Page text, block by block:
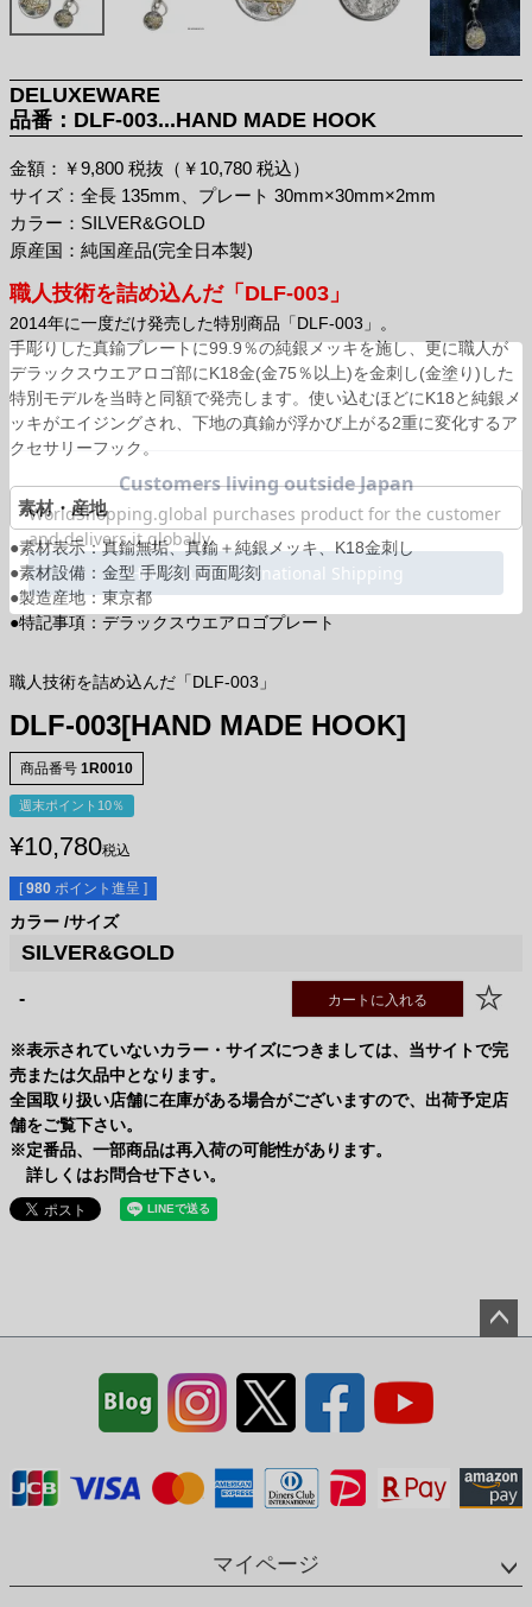
DELUXEWARE
品番：DLF-003...HAND MADE HOOK
金額：￥9,800 税抜（￥10,780 税込）
サイズ：全長 135mm、プレート 30mm×30mm×2mm
カラー：SILVER&GOLD
原産国：純国産品(完全日本製)
職人技術を詰め込んだ「DLF-003」
2014年に一度だけ発売した特別商品「DLF-003」。
手彫りした真鍮プレートに99.9％の純銀メッキを施し、更に職人が
デラックスウエアロゴ部にK18金(金75％以上)を金刺し(金塗り)した
特別モデルを当時と同額で発売します。使い込むほどにK18と純銀メ
ッキがエイジングされ、下地の真鍮が浮かび上がる2重に変化するア
クセサリーフック。
素材・産地
●素材表示：真鍮無垢、真鍮＋純銀メッキ、K18金刺し
●素材設備：金型 手彫刻 両面彫刻
●製造産地：東京都
●特記事項：デラックスウエアロゴプレート
職人技術を詰め込んだ「DLF-003」
DLF-003[HAND MADE HOOK]
商品番号 1R0010
週末ポイント10％
¥10,780税込
[ 980 ポイント進呈 ]
カラー サイズ
SILVER&GOLD
- カートに入れる
※表示されていないカラー・サイズにつきましては、当サイトで完
売または欠品中となります。
全国取り扱い店舗に在庫がある場合がございますので、出荷予定店
舗をご覧下さい。
※定番品、一部商品は再入荷の可能性があります。
詳しくはお問合せ下さい。
マイページ